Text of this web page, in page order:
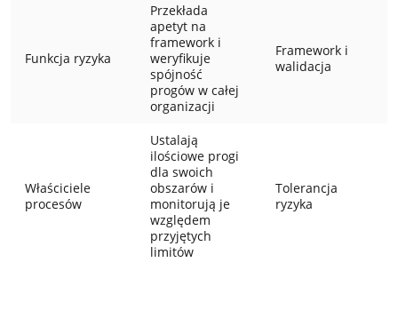
Funkcja ryzyka
Przekłada
apetyt na
framework i
weryfikuje
spójność
progów w całej
organizacji
Framework i
walidacja
Właściciele
procesów
Ustalają
ilościowe progi
dla swoich
obszarów i
monitorują je
względem
przyjętych
limitów
Tolerancja
ryzyka